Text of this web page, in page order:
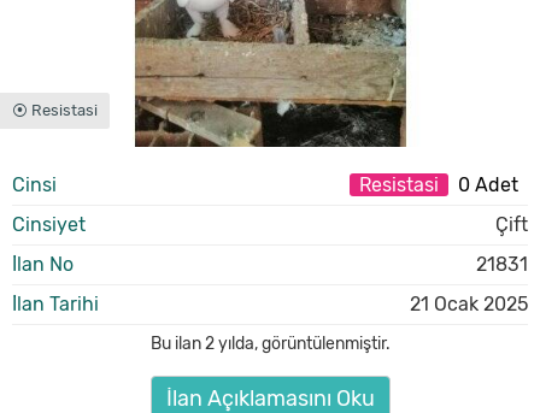
⦿ Resistasi
Cinsi Resistasi
0 Adet
Cinsiyet
Çift
İlan No
21831
İlan Tarihi
21 Ocak 2025
Bu ilan2 yılda,görüntülenmiştir.
İlan Açıklamasını Oku